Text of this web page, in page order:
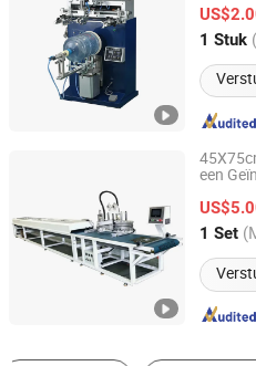
1 Stuk
Zhejiang, China
een
1 Set
Shenzhen Tamprinter
Guangdong, China